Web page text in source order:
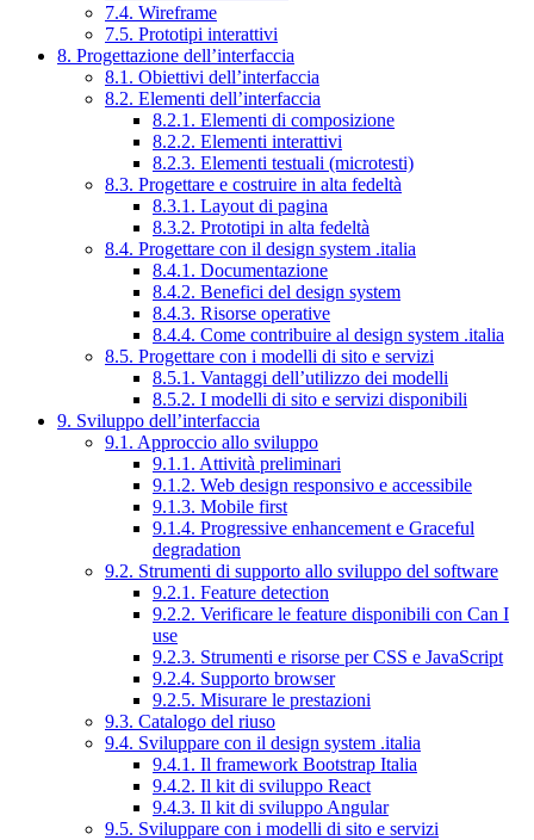
7.4. Wireframe
7.5. Prototipi interattivi
8. Progettazione dell’interfaccia
8.1. Obiettivi dell’interfaccia
8.2. Elementi dell’interfaccia
8.2.1. Elementi di composizione
8.2.2. Elementi interattivi
8.2.3. Elementi testuali (microtesti)
8.3. Progettare e costruire in alta fedeltà
8.3.1. Layout di pagina
8.3.2. Prototipi in alta fedeltà
8.4. Progettare con il design system .italia
8.4.1. Documentazione
8.4.2. Benefici del design system
8.4.3. Risorse operative
8.4.4. Come contribuire al design system .italia
8.5. Progettare con i modelli di sito e servizi
8.5.1. Vantaggi dell’utilizzo dei modelli
8.5.2. I modelli di sito e servizi disponibili
9. Sviluppo dell’interfaccia
9.1. Approccio allo sviluppo
9.1.1. Attività preliminari
9.1.2. Web design responsivo e accessibile
9.1.3. Mobile first
9.1.4. Progressive enhancement e Graceful
degradation
9.2. Strumenti di supporto allo sviluppo del software
9.2.1. Feature detection
9.2.2. Verificare le feature disponibili con Can I
use
9.2.3. Strumenti e risorse per CSS e JavaScript
9.2.4. Supporto browser
9.2.5. Misurare le prestazioni
9.3. Catalogo del riuso
9.4. Sviluppare con il design system .italia
9.4.1. Il framework Bootstrap Italia
9.4.2. Il kit di sviluppo React
9.4.3. Il kit di sviluppo Angular
9.5. Sviluppare con i modelli di sito e servizi